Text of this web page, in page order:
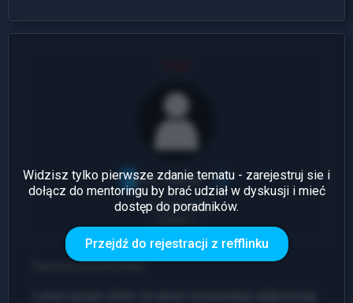
1 Odpowiedź
Widzisz tylko pierwsze zdanie tematu - zarejestruj sie i
dołącz do mentoringu by brać udział w dyskusji i mieć
dostęp do poradników.
Przejdź do rejestracji z refflinku